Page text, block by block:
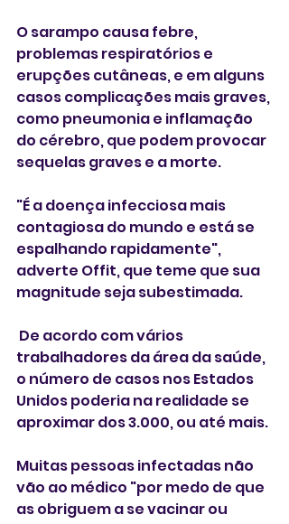
O sarampo causa febre,
problemas respiratórios e
erupções cutâneas, e em alguns
casos complicações mais graves,
como pneumonia e inflamação
do cérebro, que podem provocar
sequelas graves e a morte.
"É a doença infecciosa mais
contagiosa do mundo e está se
espalhando rapidamente",
adverte Offit, que teme que sua
magnitude seja subestimada.
trabalhadores da área da saúde,
o número de casos nos Estados
Unidos poderia na realidade se
aproximar dos 3.000, ou até mais.
Muitas pessoas infectadas não
vão ao médico "por medo de que
as obriguem a se vacinar ou